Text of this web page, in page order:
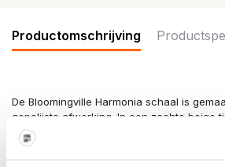
Productomschrijving
De Bloomingville Harmonia schaal is
gepolijste afwerking. In een zachte beige
bruine en grijze nuances, heeft de kom
Afmeting Ø17,5x6cm